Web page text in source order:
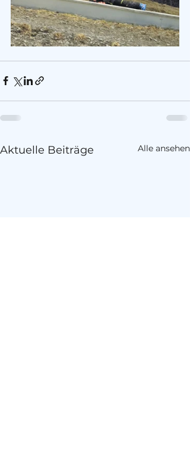
Aktuelle Beiträge Alle ansehen